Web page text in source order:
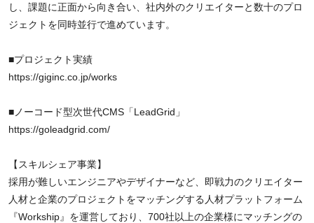
し、課題に正面から向き合い、社内外のクリエイターと数十のプロ
ジェクトを同時並行で進めています。
■プロジェクト実績
https://giginc.co.jp/works
■ノーコード型次世代CMS「LeadGrid」
https://goleadgrid.com/
【スキルシェア事業】
採用が難しいエンジニアやデザイナーなど、即戦力のクリエイター
人材と企業のプロジェクトをマッチングする人材プラットフォーム
『Workship』を運営しており、700社以上の企業様にマッチングの